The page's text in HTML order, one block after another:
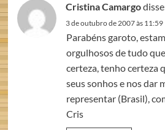
Cristina Camargo
3 de outubro de 2007 às 11:59
Parabéns garoto,
orgulhosos de tudo
certeza, tenho certeza
seus sonhos e nos dar
representar (Brasil),
Cris